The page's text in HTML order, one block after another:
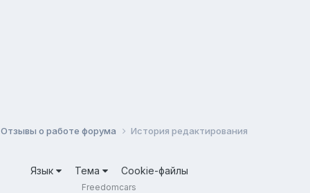
Отзывы о работе форума История редактирования
Язык Тема Cookie-файлы
Freedomcars